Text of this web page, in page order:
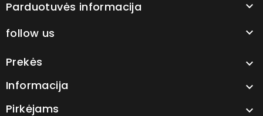
Parduotuvės informacija 
follow us 
Prekės 
Informacija 
Pirkėjams 